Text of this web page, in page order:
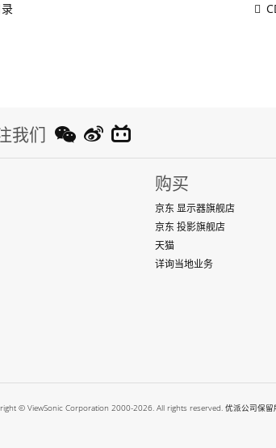
我们
购买
京东 显示器旗舰店
京东 投影旗舰店
天猫
详询当地业务
© ViewSonic Corporation 2000-2026. All rights reserved. 优派公司保